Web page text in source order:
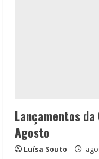
Lançamentos
Agosto
Luísa Souto